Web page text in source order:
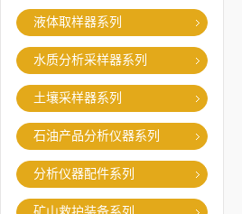
液体取样器系列
水质分析采样器系列
土壤采样器系列
石油产品分析仪器系列
分析仪器配件系列